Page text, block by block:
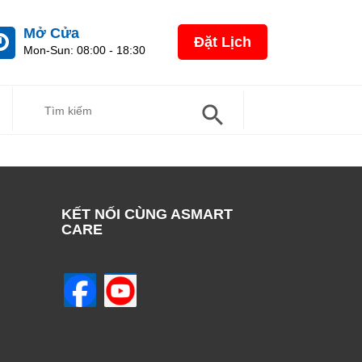
Đặt Lịch
Mở Cửa
Mon-Sun: 08:00 - 18:30
For:
KẾT NỐI CÙNG ASMART
CARE